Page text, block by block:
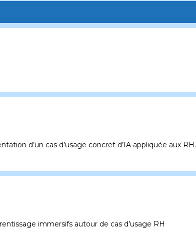
d’un cas d’usage concret d’IA appliquée aux RH.
immersifs autour de cas d’usage RH